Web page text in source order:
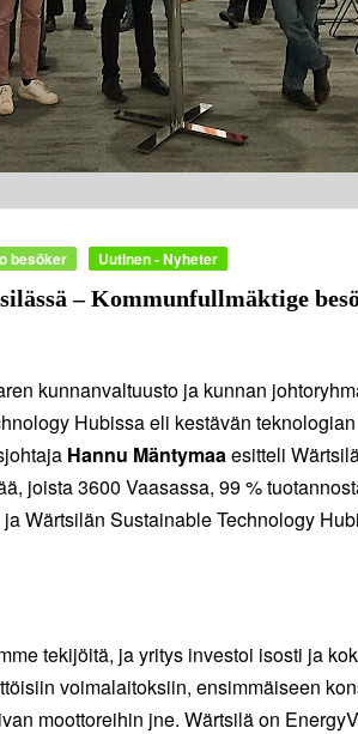
besöker Uutinen - Nyheter
– Kommunfullmäktige
kunnanvaltuusto ja kunnan
Hubissa eli kestävän
Hannu Mäntymaaesitteli
joista 3600 Vaasassa, 99 %
Wärtsilän Sustainable Technology
tekijöitä, ja yritys investoi isosti ja
voimalaitoksiin, ensimmäiseen
moottoreihin jne. Wärtsilä on